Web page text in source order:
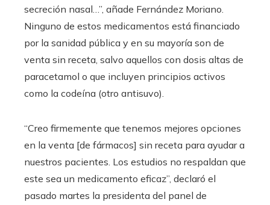
secreción nasal…”, añade Fernández Moriano.
Ninguno de estos medicamentos está financiado
por la sanidad pública y en su mayoría son de
venta sin receta, salvo aquellos con dosis altas de
paracetamol o que incluyen principios activos
como la codeína (otro antisuvo).
“Creo firmemente que tenemos mejores opciones
en la venta [de fármacos] sin receta para ayudar a
nuestros pacientes. Los estudios no respaldan que
este sea un medicamento eficaz”, declaró el
pasado martes la presidenta del panel de